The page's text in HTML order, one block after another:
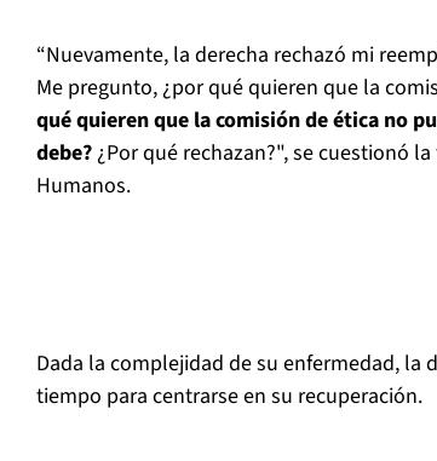
“Nuevamente, la derecha rechazó mi
Me pregunto, ¿por qué quieren que la
qué quieren que la comisión de ética no
debe?¿Por qué rechazan?", se cuestionó
Humanos.
Dada la complejidad de su enfermedad,
tiempo para centrarse en su recuperación.